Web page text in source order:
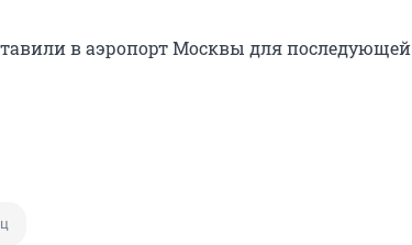
в аэропорт Москвы для последующей